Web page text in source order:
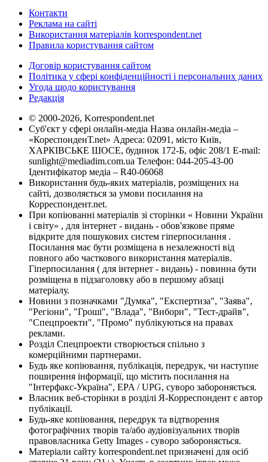
Контакти
Реклама на сайті
Використання матеріалів korrespondent.net
Правила користування сайтом
Договір користування сайтом
Політика у сфері конфіденційності і персональних даних
Угода щодо користування
Редакція
© 2000-2026, Korrespondent.net
Суб'єкт у сфері онлайн-медіа Назва онлайн-медіа –
«КореспонденТ.net» Адреса: 02091, місто Київ,
ХАРКІВСЬКЕ ШОСЕ, будинок 172-Б, офіс 208/1 E-mail:
sunlight@mediadim.com.ua Телефон: 044-205-43-00
Ідентифікатор медіа – R40-06068
Використання будь-яких матеріалів, розміщених на
сайті, дозволяється за умови посилання на
Корреспондент.net.
При копіюванні матеріалів зі сторінки « Новини України
і світу» , для інтернет - видань - обов'язкове пряме
відкрите для пошукових систем гіперпосилання .
Посилання має бути розміщена в незалежності від
повного або часткового використання матеріалів.
Гіперпосилання ( для інтернет - видань) - повинна бути
розміщена в підзаголовку або в першому абзаці
матеріалу.
Новини з позначками "Думка", "Експертиза", "Заява",
"Регіони", "Гроші", "Влада", "Вибори", "Тест-драйв",
"Спецпроекти", "Промо" публікуються на правах
реклами.
Розділ Спецпроекти створюється спільно з
комерційними партнерами.
Будь яке копіювання, публікація, передрук, чи наступне
поширення інформації, що містить посилання на
"Інтерфакс-Україна", EPA / UPG, суворо забороняється.
Власник веб-сторінки в розділі Я-Корреспондент є автор
публікації.
Будь-яке копіювання, передрук та відтворення
фотографічних творів та/або аудіовізуальних творів
правовласника Getty Images - суворо забороняється.
Матеріали сайту korrespondent.net призначені для осіб